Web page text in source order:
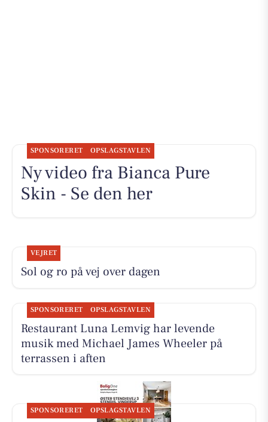
SPONSORERET OPSLAGSTAVLEN
Ny video fra Bianca Pure
Skin - Se den her
VEJRET
Sol og ro på vej over dagen
SPONSORERET OPSLAGSTAVLEN
Restaurant Luna Lemvig har levende
musik med Michael James Wheeler på
terrassen i aften
SPONSORERET OPSLAGSTAVLEN